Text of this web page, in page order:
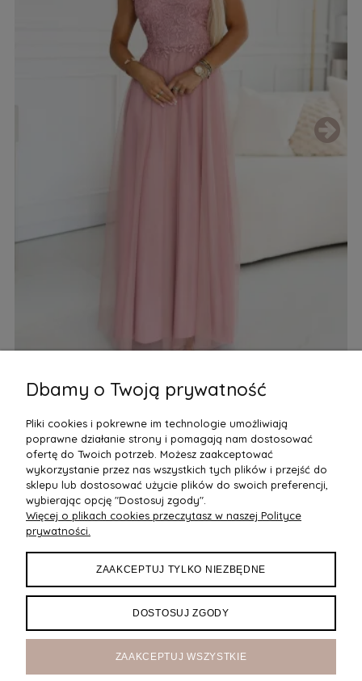
672-2 Romantyczna suknia maxi na wesele z haftowaną
327,00 zł
Do Koszyka
POMOC
DOSTAWA
MOJE KONTO
O NAS
Dbamy o Twoją prywatność
Pliki cookies i pokrewne im technologie umożliwiają
poprawne działanie strony i pomagają nam dostosować
ofertę do Twoich potrzeb. Możesz zaakceptować
wykorzystanie przez nas wszystkich tych plików i przejść do
sklepu lub dostosować użycie plików do swoich preferencji,
wybierając opcję "Dostosuj zgody".
Więcej o plikach cookies przeczytasz w naszej Polityce
prywatności.
ZAAKCEPTUJ TYLKO NIEZBĘDNE
DOSTOSUJ ZGODY
ZAAKCEPTUJ WSZYSTKIE